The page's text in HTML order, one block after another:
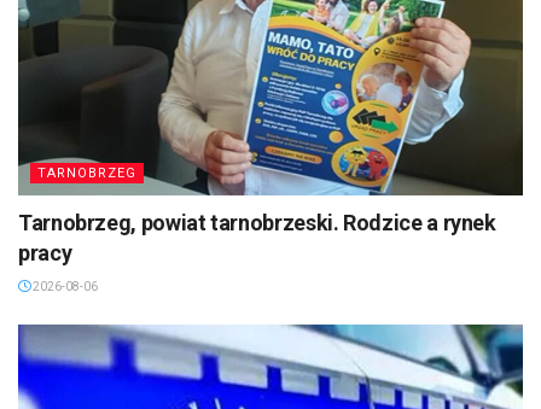
TARNOBRZEG
Tarnobrzeg, powiat tarnobrzeski. Rodzice a rynek
pracy
2026-08-06